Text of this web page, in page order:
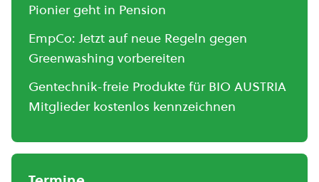
Pionier geht in Pension
EmpCo: Jetzt auf neue Regeln gegen
Greenwashing vorbereiten
Gentechnik-freie Produkte für BIO AUSTRIA
Mitglieder kostenlos kennzeichnen